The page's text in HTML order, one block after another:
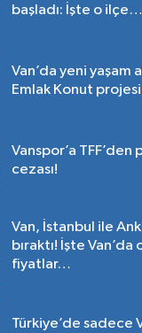
başladı: İşte o ilçe…
Van’da yeni yaşam
Emlak Konut
Vanspor’a TFF’den
cezası!
Van, İstanbul ile
bıraktı! İşte
fiyatlar…
Türkiye’de sadece